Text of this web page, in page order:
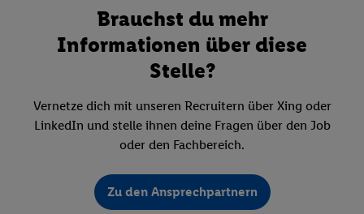
Brauchst du mehr
Informationen über diese
Stelle?
Vernetze dich mit unseren Recruitern über Xing oder
LinkedIn und stelle ihnen deine Fragen über den Job
oder den Fachbereich.
Zu den Ansprechpartnern